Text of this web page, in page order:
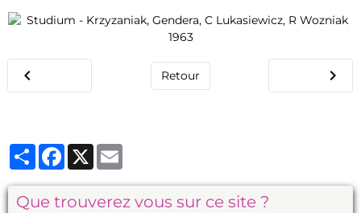
Retour
PartagerFacebook
X
Que trouverez vous sur ce site ?